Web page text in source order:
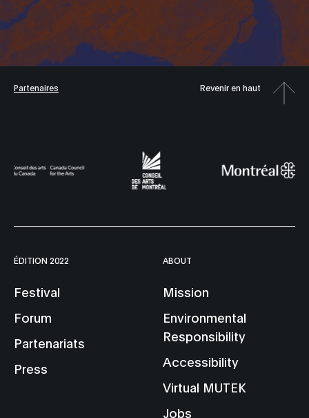
Partenaires Revenir en haut
ÉDITION 2022
Festival
Forum
Partenariats
Press
ABOUT
Mission
Environmental
Responsibility
Accessibility
Virtual MUTEK
Jobs